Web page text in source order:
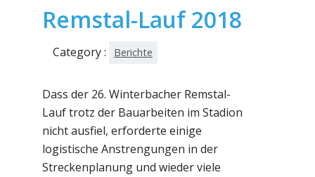
Remstal-Lauf 2018
Category : Berichte
Dass der 26. Winterbacher Remstal-
Lauf trotz der Bauarbeiten im Stadion
nicht ausfiel, erforderte einige
logistische Anstrengungen in der
Streckenplanung und wieder viele